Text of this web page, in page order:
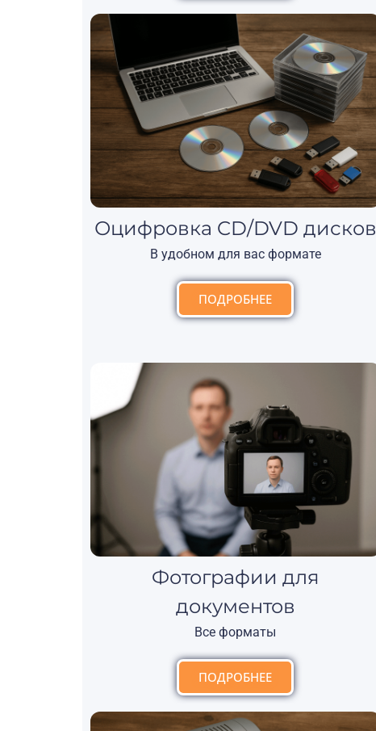
Оцифровка CD/DVD дисков
В удобном для вас формате
ПОДРОБНЕЕ
Фотографии для
документов
Все форматы
ПОДРОБНЕЕ